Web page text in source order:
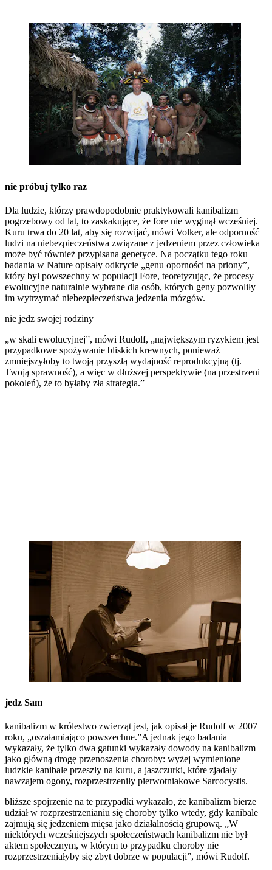
nie próbuj tylko raz
Dla ludzie, którzy prawdopodobnie praktykowali kanibalizm
pogrzebowy od lat, to zaskakujące, że fore nie wyginął wcześniej.
Kuru trwa do 20 lat, aby się rozwijać, mówi Volker, ale odporność
ludzi na niebezpieczeństwa związane z jedzeniem przez człowieka
może być również przypisana genetyce. Na początku tego roku
badania w Nature opisały odkrycie „genu oporności na priony”,
który był powszechny w populacji Fore, teoretyzując, że procesy
ewolucyjne naturalnie wybrane dla osób, których geny pozwoliły
im wytrzymać niebezpieczeństwa jedzenia mózgów.
nie jedz swojej rodziny
„w skali ewolucyjnej”, mówi Rudolf, „największym ryzykiem jest
przypadkowe spożywanie bliskich krewnych, ponieważ
zmniejszyłoby to twoją przyszłą wydajność reprodukcyjną (tj.
Twoją sprawność), a więc w dłuższej perspektywie (na przestrzeni
pokoleń), że to byłaby zła strategia.”
jedz Sam
kanibalizm w królestwo zwierząt jest, jak opisał je Rudolf w 2007
roku, „oszałamiająco powszechne.”A jednak jego badania
wykazały, że tylko dwa gatunki wykazały dowody na kanibalizm
jako główną drogę przenoszenia choroby: wyżej wymienione
ludzkie kanibale przeszły na kuru, a jaszczurki, które zjadały
nawzajem ogony, rozprzestrzeniły pierwotniakowe Sarcocystis.
bliższe spojrzenie na te przypadki wykazało, że kanibalizm bierze
udział w rozprzestrzenianiu się choroby tylko wtedy, gdy kanibale
zajmują się jedzeniem mięsa jako działalnością grupową. „W
niektórych wcześniejszych społeczeństwach kanibalizm nie był
aktem społecznym, w którym to przypadku choroby nie
rozprzestrzeniałyby się zbyt dobrze w populacji”, mówi Rudolf.